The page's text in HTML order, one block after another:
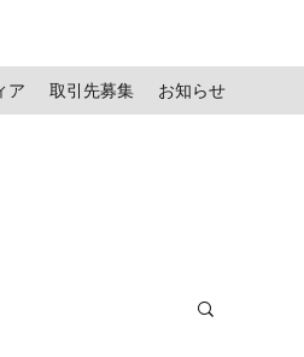
ア 取引先募集 お知らせ